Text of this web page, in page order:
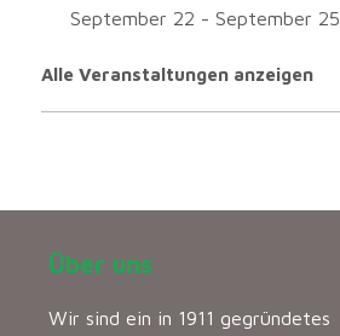
September 22 - September 25
Alle Veranstaltungen anzeigen
Über uns
Wir sind ein in 1911 gegründetes